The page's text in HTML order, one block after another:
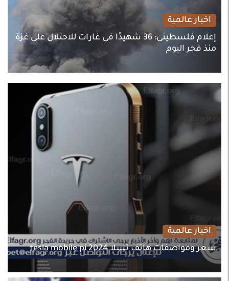
اخبار عالمية
إعلام فلسطينى: 36 شهيدًا فى غارات للاحتلال على غزة
منذ فجر اليوم
اخبار عالمية
سعر ومواصفات هاتف تسلا tesla mobile pi 2024